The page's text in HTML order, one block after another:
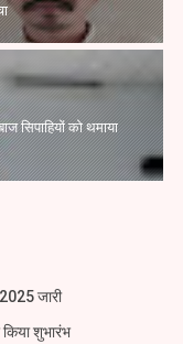
सिपाहियों को थमाया
जारी
शुभारंभ